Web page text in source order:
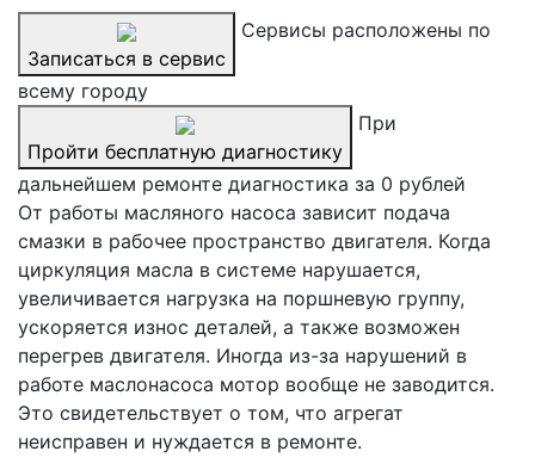
Записаться в сервис
Сервисы расположены по
всему городу
Пройти бесплатную диагностику
При
дальнейшем ремонте диагностика за 0 рублей
От работы масляного насоса зависит подача
смазки в рабочее пространство двигателя. Когда
циркуляция масла в системе нарушается,
увеличивается нагрузка на поршневую группу,
ускоряется износ деталей, а также возможен
перегрев двигателя. Иногда из-за нарушений в
работе маслонасоса мотор вообще не заводится.
Это свидетельствует о том, что агрегат
неисправен и нуждается в ремонте.